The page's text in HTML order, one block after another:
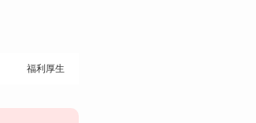
福利厚生